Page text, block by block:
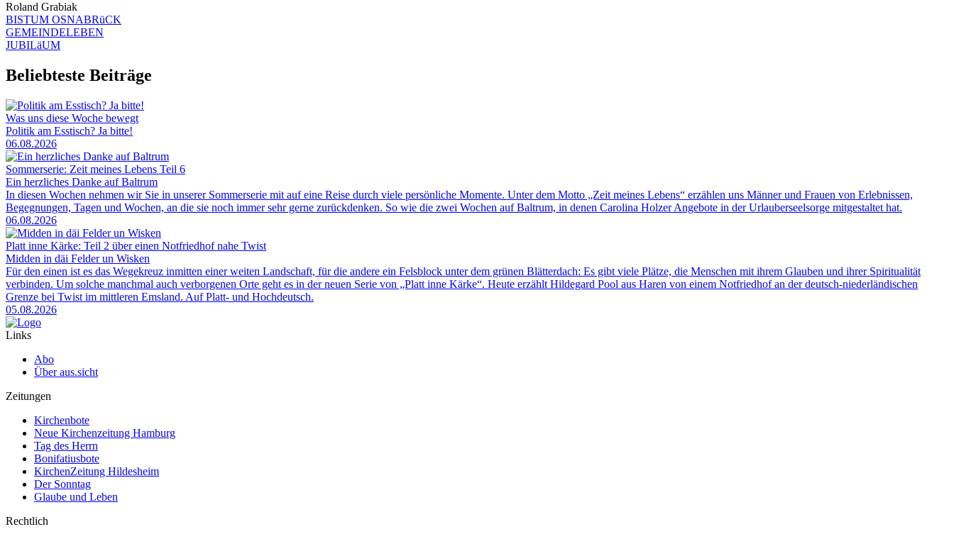
Roland Grabiak
BISTUM OSNABRüCK
GEMEINDELEBEN
JUBILäUM
Beliebteste Beiträge
Was uns diese Woche bewegt
Politik am Esstisch? Ja bitte!
06.08.2026
Sommerserie: Zeit meines Lebens Teil 6
Ein herzliches Danke auf Baltrum
In diesen Wochen nehmen wir Sie in unserer Sommerserie mit auf eine Reise durch viele persönliche Momente. Unter dem Motto „Zeit meines Lebens“ erzählen uns Männer und Frauen von Erlebnissen,
Begegnungen, Tagen und Wochen, an die sie noch immer sehr gerne zurückdenken. So wie die zwei Wochen auf Baltrum, in denen Carolina Holzer Angebote in der Urlauberseelsorge mitgestaltet hat.
06.08.2026
Platt inne Kärke: Teil 2 über einen Notfriedhof nahe Twist
Midden in däi Felder un Wisken
Für den einen ist es das Wegekreuz inmitten einer weiten Landschaft, für die andere ein Felsblock unter dem grünen Blätterdach: Es gibt viele Plätze, die Menschen mit ihrem Glauben und ihrer Spiritualität
verbinden. Um solche manchmal auch verborgenen Orte geht es in der neuen Serie von „Platt inne Kärke“. Heute erzählt Hildegard Pool aus Haren von einem Notfriedhof an der deutsch-niederländischen
Grenze bei Twist im mittleren Emsland. Auf Platt- und Hochdeutsch.
05.08.2026
Links
Abo
Über aus.sicht
Zeitungen
Kirchenbote
Neue Kirchenzeitung Hamburg
Tag des Herrn
Bonifatiusbote
KirchenZeitung Hildesheim
Der Sonntag
Glaube und Leben
Rechtlich